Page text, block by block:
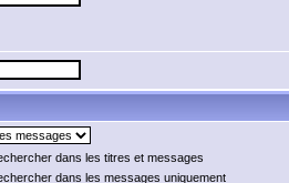
dans les titres et messages
dans les messages uniquement